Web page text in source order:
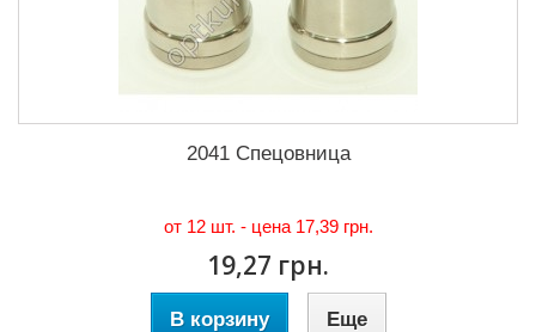
2041 Спецовница
от 12 шт. - цена 17,39 грн.
19,27 грн.
В корзину Еще